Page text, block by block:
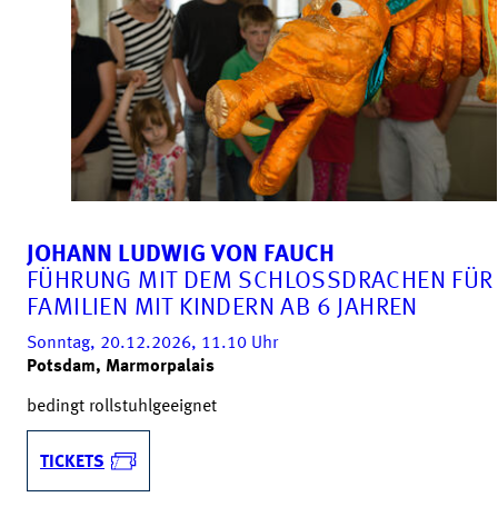
JOHANN LUDWIG VON FAUCH
FÜHRUNG MIT DEM SCHLOSSDRACHEN FÜR
FAMILIEN MIT KINDERN AB 6 JAHREN
Sonntag, 20.12.2026, 11.10 Uhr
Potsdam, Marmorpalais
bedingt rollstuhlgeeignet
TICKETS